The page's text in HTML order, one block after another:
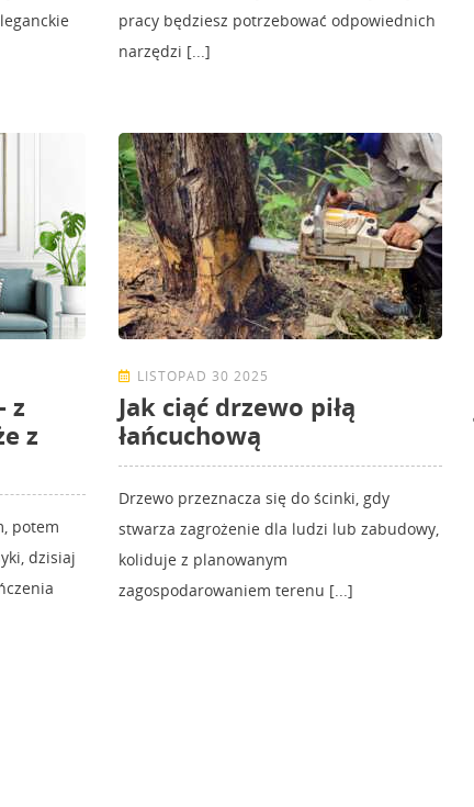
pracy będziesz potrzebować odpowiednich
narzędzi [...]
z
z
potem
dzisiaj
LISTOPAD 30 2025
Jak ciąć drzewo piłą
łańcuchową
Drzewo przeznacza się do ścinki, gdy
stwarza zagrożenie dla ludzi lub zabudowy,
koliduje z planowanym
zagospodarowaniem terenu [...]